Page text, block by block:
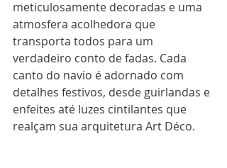
meticulosamente decoradas e uma
atmosfera acolhedora que
transporta todos para um
verdadeiro conto de fadas. Cada
canto do navio é adornado com
detalhes festivos, desde guirlandas e
enfeites até luzes cintilantes que
realçam sua arquitetura Art Déco.